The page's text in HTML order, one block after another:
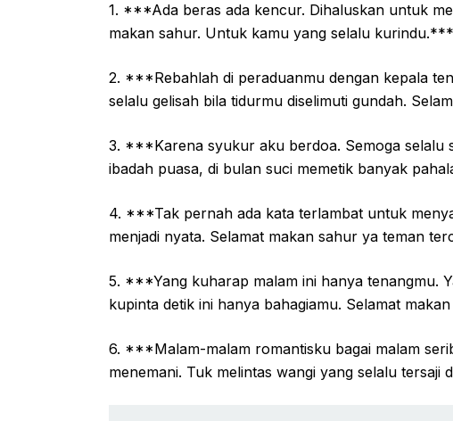
1. ***Ada beras ada kencur. Dihaluskan untuk
makan sahur. Untuk kamu yang selalu kurindu.***
2. ***Rebahlah di peraduanmu dengan kepala
selalu gelisah bila tidurmu diselimuti gundah.
3. ***Karena syukur aku berdoa. Semoga selalu
ibadah puasa, di bulan suci memetik banyak
4. ***Tak pernah ada kata terlambat untuk
menjadi nyata. Selamat makan sahur ya teman
5. ***Yang kuharap malam ini hanya tenangmu.
kupinta detik ini hanya bahagiamu. Selamat
6. ***Malam-malam romantisku bagai malam
menemani. Tuk melintas wangi yang selalu